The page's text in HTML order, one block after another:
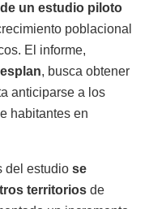
un estudio piloto
poblacional
El informe,
, busca obtener
anticiparse a los
habitantes en
del estudio se
territorios de